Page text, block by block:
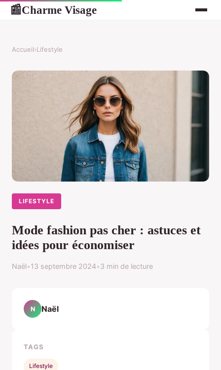
📰Charme Visage
Accueil›Lifestyle
LIFESTYLE
Mode fashion pas cher : astuces et
idées pour économiser
Naël•13 septembre 2024•3 min de lecture
N Naël
TAGS
Lifestyle